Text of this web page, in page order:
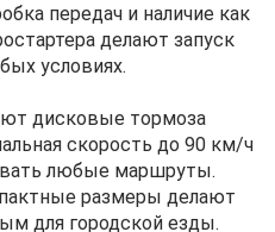
передач и наличие как
делают запуск
условиях.
дисковые тормоза
скорость до 90 км/ч
любые маршруты.
размеры делают
для городской езды.